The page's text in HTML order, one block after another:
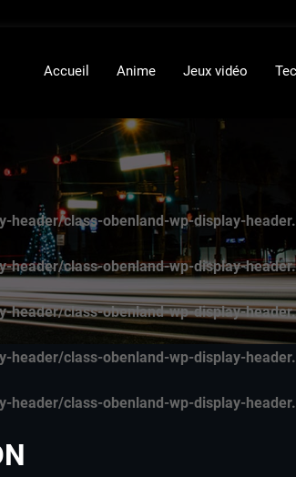
Accueil Anime Jeux vidéo
class-obenland-wp-display-
class-obenland-wp-display-
class-obenland-wp-display-
class-obenland-wp-display-
class-obenland-wp-display-